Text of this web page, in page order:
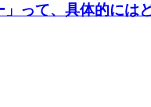
って、具体的には